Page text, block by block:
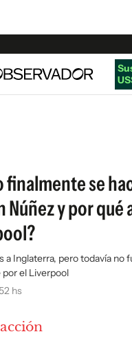
finalmente se
Núñez y por qué
a Inglaterra, pero todavía no
el Liverpool
hs